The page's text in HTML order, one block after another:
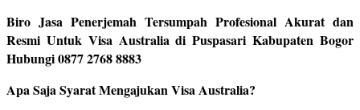
Biro Jasa Penerjemah Tersumpah Profesional Akurat dan
Resmi Untuk Visa Australia di Puspasari Kabupaten Bogor
Hubungi 0877 2768 8883
Apa Saja Syarat Mengajukan Visa Australia?